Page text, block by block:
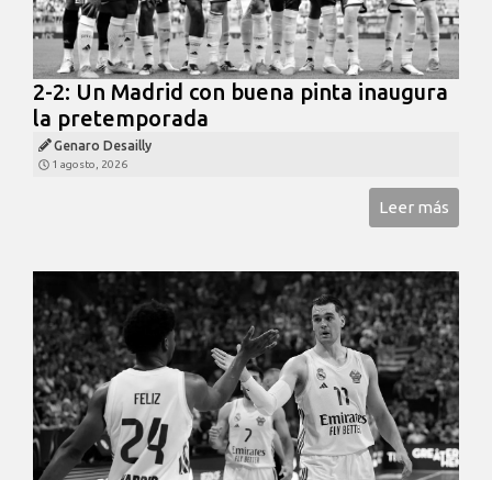
2-2: Un Madrid con buena pinta inaugura
la pretemporada
Genaro Desailly
1 agosto, 2026
Leer más